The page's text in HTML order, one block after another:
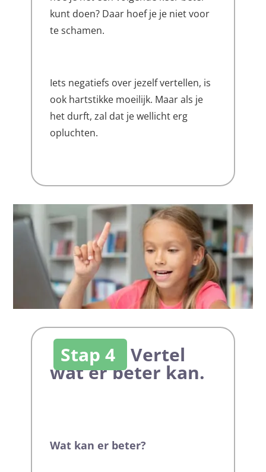
kunt doen? Daar hoef je je niet voor
te schamen.
Iets negatiefs over jezelf vertellen, is
ook hartstikke moeilijk. Maar als je
het durft, zal dat je wellicht erg
opluchten.
Stap 4 Vertel
wat er beter kan.
Wat kan er beter?